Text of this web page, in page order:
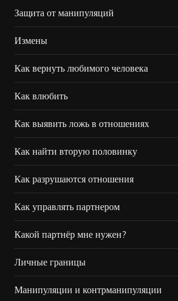
Защита от манипуляций
Измены
Как вернуть любимого человека
Как влюбить
Как выявить ложь в отношениях
Как найти вторую половинку
Как разрушаются отношения
Как управлять партнером
Какой партнёр мне нужен?
Личные границы
Манипуляции и контрманипуляции